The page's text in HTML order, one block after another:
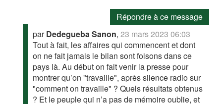
Répondre à ce message
parDedegueba Sanon,23 mars 2023 06:03
Tout à fait, les affaires qui commencent et dont
on ne fait jamais le bilan sont foisons dans ce
pays là. Au début on fait venir la presse pour
montrer qu’on "travaille", après silence radio sur
"comment on travaille" ? Quels résultats obtenus
? Et le peuple qui n’a pas de mémoire oublie, et